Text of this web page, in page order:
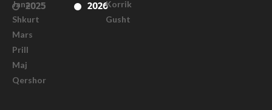
2025
2026
Janar
Shkurt
Mars
Prill
Maj
Qershor
Korrik
Gusht